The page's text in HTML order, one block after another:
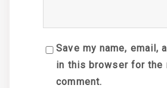
Save my name, email,
in this browser for the
comment.